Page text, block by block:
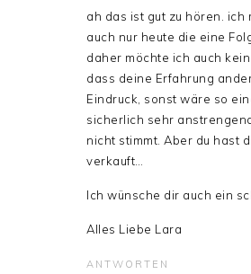
ah das ist gut zu hören. ich
auch nur heute die eine
daher möchte ich auch
dass deine Erfahrung
Eindruck, sonst wäre so
sicherlich sehr
nicht stimmt. Aber du hast
verkauft…
Ich wünsche dir auch ein
Alles Liebe Lara
ANTWORTEN